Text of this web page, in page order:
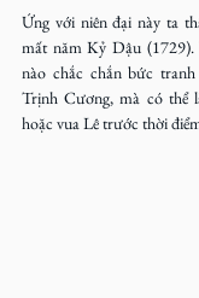
Ứng với niên đại này ta
mất năm Kỷ Dậu
nào chắc chắn bức
Trịnh Cương, mà có thể
hoặc vua Lê trước thời